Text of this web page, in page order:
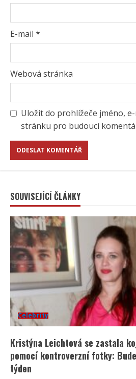
E-mail *
Webová stránka
Uložit do prohlížeče jméno,
stránku pro budoucí
SOUVISEJÍCÍ ČLÁNKY
Celebrity
Kristýna Leichtová se zastala
pomocí kontroverzní fotky:
týden